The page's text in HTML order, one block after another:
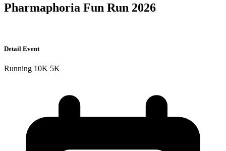
Pharmaphoria Fun Run 2026
Detail Event
Running 10K 5K